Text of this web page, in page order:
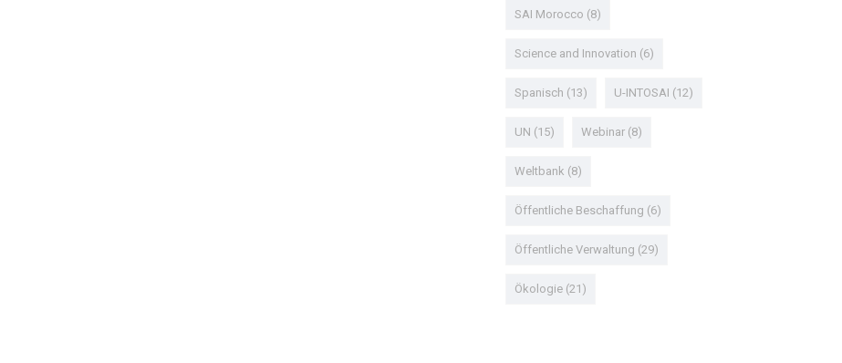
SAI Morocco (8)
Science and Innovation (6)
Spanisch (13) U-INTOSAI (12)
UN (15) Webinar(8)
Weltbank (8)
Öffentliche Beschaffung (6)
Öffentliche Verwaltung (29)
Ökologie(21)